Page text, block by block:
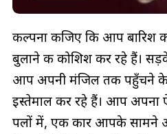
कल्पना कीजिए कि आप बारिश
बुलाने की कोशिश कर रहे हैं।
आप अपनी मंजिल तक पहुँचने
इस्तेमाल कर रहे हैं। आप
पलों में, एक कार आपके सामने